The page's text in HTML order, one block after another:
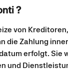
?
von
die Zahlung
erfolgt. Sie
und